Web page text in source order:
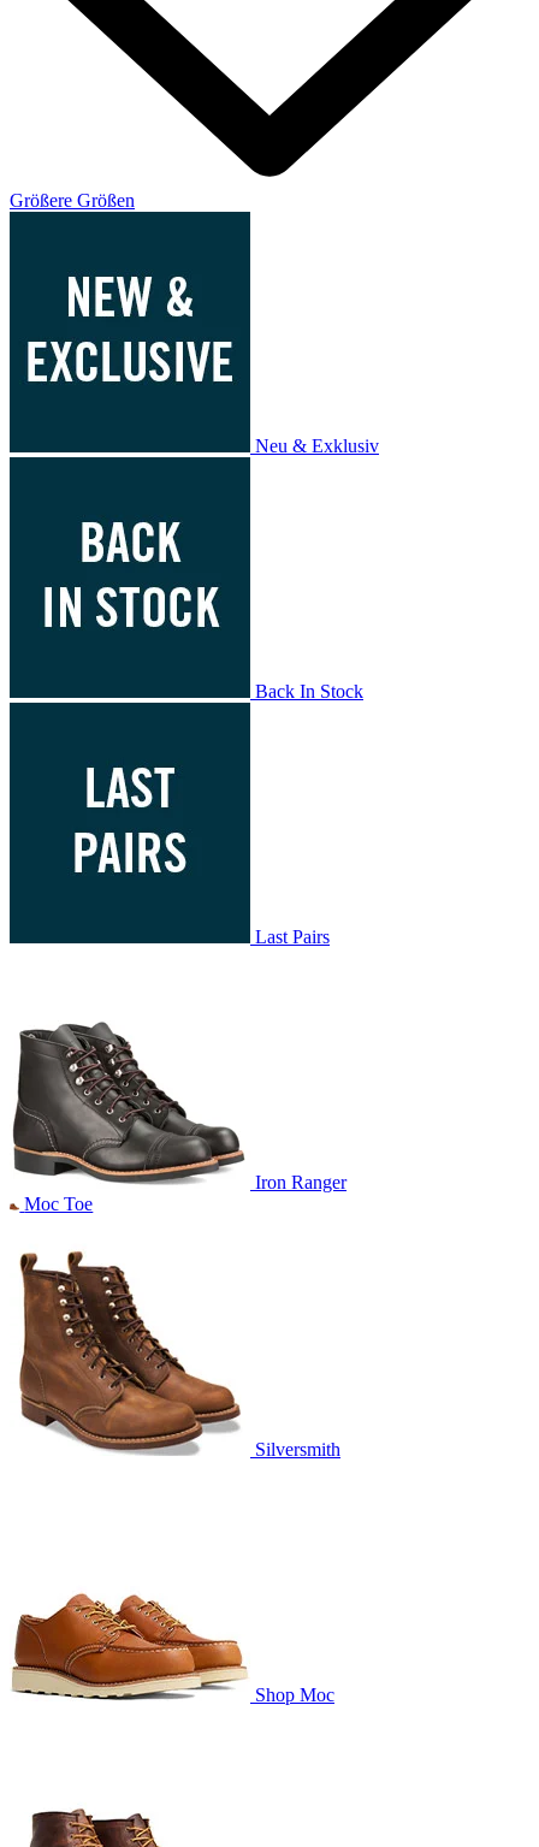
Größere Größen
Neu & Exklusiv
Back In Stock
Last Pairs
Iron Ranger
Moc Toe
Silversmith
Shop Moc